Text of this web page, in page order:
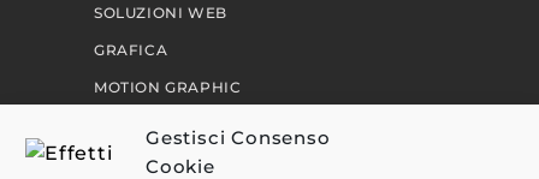
Gestisci Consenso
Cookie
SOLUZIONI WEB
GRAFICA
MOTION GRAPHIC